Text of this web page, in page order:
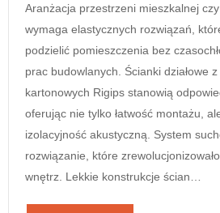
Aranżacja przestrzeni mieszkalnej
wymaga elastycznych rozwiązań,
podzielić pomieszczenia bez
prac budowlanych. Ścianki działowe z
kartonowych Rigips stanowią
oferując nie tylko łatwość montażu,
izolacyjność akustyczną. System
rozwiązanie, które
wnętrz. Lekkie konstrukcje ścian…